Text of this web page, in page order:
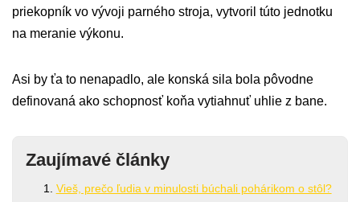
priekopník vo vývoji parného stroja, vytvoril túto jednotku
na meranie výkonu.
Asi by ťa to nenapadlo, ale konská sila bola pôvodne
definovaná ako schopnosť koňa vytiahnuť uhlie z bane.
Zaujímavé články
Vieš, prečo ľudia v minulosti búchali pohárikom o stôl?